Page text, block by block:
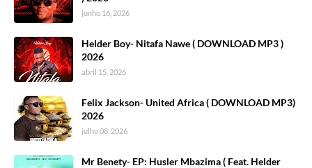
junho 16, 2026
Helder Boy- Nitafa Nawe ( DOWNLOAD MP3 )
2026
abril 15, 2026
Felix Jackson- United Africa ( DOWNLOAD MP3)
2026
julho 08, 2026
Mr Benety- EP: Husler Mbazima ( Feat. Helder